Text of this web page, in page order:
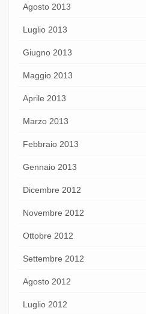
Agosto 2013
Luglio 2013
Giugno 2013
Maggio 2013
Aprile 2013
Marzo 2013
Febbraio 2013
Gennaio 2013
Dicembre 2012
Novembre 2012
Ottobre 2012
Settembre 2012
Agosto 2012
Luglio 2012